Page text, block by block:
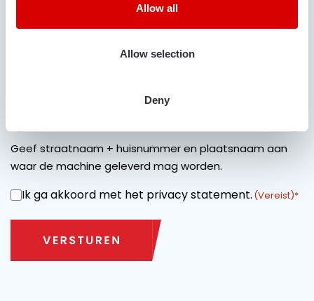
Allow all
Allow selection
Deny
IS TRANSPORT GEWENST?
Geef straatnaam + huisnummer en plaatsnaam aan
waar de machine geleverd mag worden.
INSTEMMING
Ik ga akkoord met het privacy statement. (Vereist)